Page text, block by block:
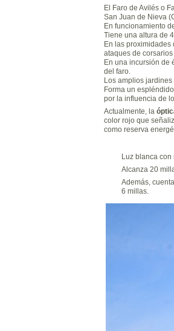
El Faro de Avilés o
San Juan de Nieva
En funcionamiento
Tiene una altura de
En las
ataques de
En una incursión de
del faro.
Los amplios
Forma un
por la influencia de
Actualmente, la
color rojo que
como reserva
Luz blanca
Alcanza 20
Además,
6 millas.